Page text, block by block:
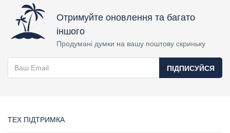
Отримуйте оновлення та багато
іншого
Продумані думки на вашу поштову скриньку
ПІДПИСУЙСЯ
ТЕХ ПІДТРИМКА